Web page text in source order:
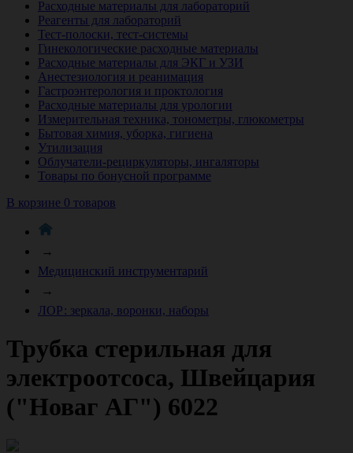
Расходные материалы для лабораторий
Реагенты для лабораторий
Тест-полоски, тест-системы
Гинекологические расходные материалы
Расходные материалы для ЭКГ и УЗИ
Анестезиология и реанимация
Гастроэнтерология и проктология
Расходные материалы для урологии
Измерительная техника, тонометры, глюкометры
Бытовая химия, уборка, гигиена
Утилизация
Облучатели-рециркуляторы, ингаляторы
Товары по бонусной программе
В корзине 0 товаров
→
Медицинский инструментарий
→
ЛОР: зеркала, воронки, наборы
Трубка стерильная для
электроотсоса, Швейцария
("Новаг АГ") 6022